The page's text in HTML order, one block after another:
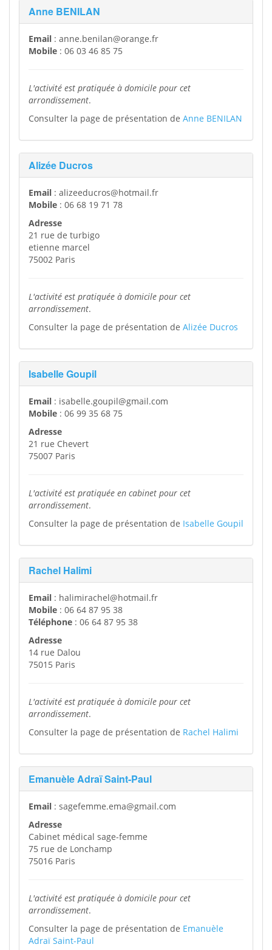
Anne BENILAN
Email : anne.benilan@orange.fr
Mobile : 06 03 46 85 75
L'activité est pratiquée à domicile pour cet
arrondissement.
Consulter la page de présentation de Anne BENILAN
Alizée Ducros
Email : alizeeducros@hotmail.fr
Mobile : 06 68 19 71 78
Adresse
21 rue de turbigo
etienne marcel
75002 Paris
L'activité est pratiquée à domicile pour cet
arrondissement.
Consulter la page de présentation de Alizée Ducros
Isabelle Goupil
Email : isabelle.goupil@gmail.com
Mobile : 06 99 35 68 75
Adresse
21 rue Chevert
75007 Paris
L'activité est pratiquée en cabinet pour cet
arrondissement.
Consulter la page de présentation de Isabelle Goupil
Rachel Halimi
Email : halimirachel@hotmail.fr
Mobile : 06 64 87 95 38
Téléphone : 06 64 87 95 38
Adresse
14 rue Dalou
75015 Paris
L'activité est pratiquée à domicile pour cet
arrondissement.
Consulter la page de présentation de Rachel Halimi
Emanuèle Adraï Saint-Paul
Email : sagefemme.ema@gmail.com
Adresse
Cabinet médical sage-femme
75 rue de Lonchamp
75016 Paris
L'activité est pratiquée à domicile pour cet
arrondissement.
Consulter la page de présentation de Emanuèle
Adraï Saint-Paul